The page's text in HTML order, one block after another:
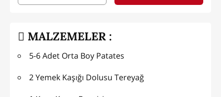
MALZEMELER :
5-6 Adet Orta Boy Patates
2 Yemek Kaşığı Dolusu Tereyağ